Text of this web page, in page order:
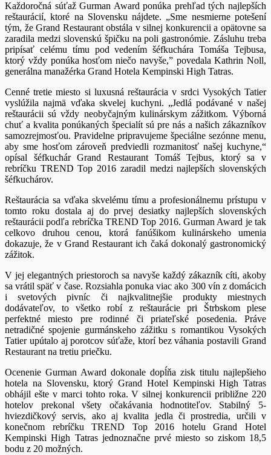
Každoročná súťaž Gurman Award ponúka prehľad tých najlepších
reštaurácií, ktoré na Slovensku nájdete. „Sme nesmierne potešení
tým, že Grand Restaurant obstála v silnej konkurencii a opätovne sa
zaradila medzi slovenskú špičku na poli gastronómie. Zásluhu treba
pripísať celému tímu pod vedením šéfkuchára Tomáša Tejbusa,
ktorý vždy ponúka hosťom niečo navyše,” povedala Kathrin Noll,
generálna manažérka Grand Hotela Kempinski High Tatras.
Cenné tretie miesto si luxusná reštaurácia v srdci Vysokých Tatier
vyslúžila najmä vďaka skvelej kuchyni. „Jedlá podávané v našej
reštaurácii sú vždy neobyčajným kulinárskym zážitkom. Výborná
chuť a kvalita ponúkaných špecialít sú pre nás a našich zákazníkov
samozrejmosťou. Pravidelne pripravujeme špeciálne sezónne menu,
aby sme hosťom zároveň predviedli rozmanitosť našej kuchyne,“
opísal šéfkuchár Grand Restaurant Tomáš Tejbus, ktorý sa v
rebríčku TREND Top 2016 zaradil medzi najlepších slovenských
šéfkuchárov.
Reštaurácia sa vďaka skvelému tímu a profesionálnemu prístupu v
tomto roku dostala aj do prvej desiatky najlepších slovenských
reštaurácii podľa rebríčka TREND Top 2016. Gurman Award je tak
celkovo druhou cenou, ktorá fanúšikom kulinárskeho umenia
dokazuje, že v Grand Restaurant ich čaká dokonalý gastronomický
zážitok.
V jej elegantných priestoroch sa navyše každý zákazník cíti, akoby
sa vrátil späť v čase. Rozsiahla ponuka viac ako 300 vín z domácich
i svetových pivníc či najkvalitnejšie produkty miestnych
dodávateľov, to všetko robí z reštaurácie pri Štrbskom plese
perfektné miesto pre rodinné či priateľské posedenia. Práve
netradičné spojenie gurmánskeho zážitku s romantikou Vysokých
Tatier upútalo aj porotcov súťaže, ktorí bez váhania postavili Grand
Restaurant na tretiu priečku.
Ocenenie Gurman Award dokonale dopĺňa zisk titulu najlepšieho
hotela na Slovensku, ktorý Grand Hotel Kempinski High Tatras
obhájil ešte v marci tohto roka. V silnej konkurencii približne 220
hotelov prekonal všety očakávania hodnotiteľov. Stabilný 5-
hviezdičkový servis, ako aj kvalita jedla či prostredia, určili v
konečnom rebríčku TREND Top 2016 hotelu Grand Hotel
Kempinski High Tatras jednoznačne prvé miesto so ziskom 18,5
bodu z 20 možných.